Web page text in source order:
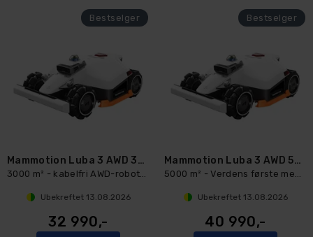
Mammotion Luba 3 AWD 3000 robotklipper
Ubekreftet 13.08.2026
32 990,-
Mammotion Luba 3 AWD 5000 robotklipper
Ubekreftet 13.08.2026
40 990,-